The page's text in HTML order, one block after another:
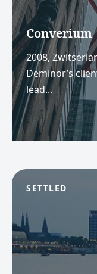
Converium
2008,
Deminor’s
lead...
SETTLED